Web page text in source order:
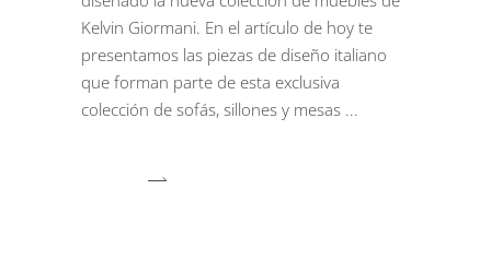
Kelvin Giormani. En el artículo de hoy te
presentamos las piezas de diseño italiano
que forman parte de esta exclusiva
colección de sofás, sillones y mesas